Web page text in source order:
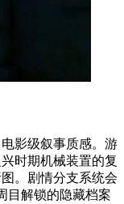
影级叙事质感。游
时期机械装置的复
。剧情分支系统会
目解锁的隐藏档案